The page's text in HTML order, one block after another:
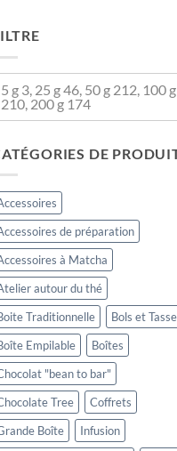
5 g 3, 25 g 46, 50 g 212, 100 g
210, 200 g 174
DE
de préparation
à Matcha
autour du thé
Traditionnelle
Bols et
Empilable
Boîtes
"bean to bar"
Tree
Coffrets
Boîte
Infusion